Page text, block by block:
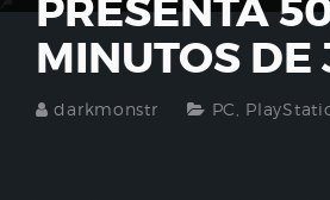
PRESENTA
MINUTOS DE
darkmonstr PC